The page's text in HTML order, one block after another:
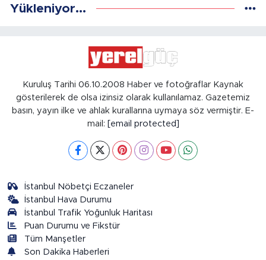
Yükleniyor...
Kuruluş Tarihi 06.10.2008 Haber ve fotoğraflar Kaynak
gösterilerek de olsa izinsiz olarak kullanılamaz. Gazetemiz
basın, yayın ilke ve ahlak kurallarına uymaya söz vermiştir. E-
mail:
[email protected]
İstanbul Nöbetçi Eczaneler
İstanbul Hava Durumu
İstanbul Trafik Yoğunluk Haritası
Puan Durumu ve Fikstür
Tüm Manşetler
Son Dakika Haberleri